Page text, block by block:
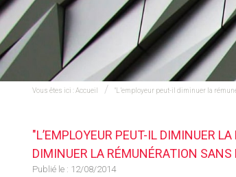
Vous êtes ici :Accueil "L’employeur peut-il diminuer la
"L’EMPLOYEUR PEUT-IL DIMINUER
DIMINUER LA RÉMUNÉRATION SANS
Publié le : 12/08/2014